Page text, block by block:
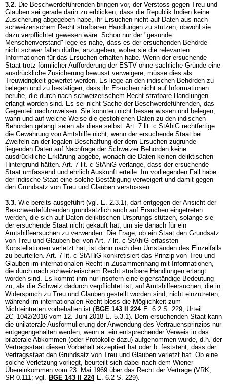
3.2. Die Beschwerdeführenden bringen vor, der Verstoss gegen Treu und
Glauben sei gerade darin zu erblicken, dass die Republik Indien keine
Zusicherung abgegeben habe, ihr Ersuchen nicht auf Daten aus nach
schweizerischem Recht strafbaren Handlungen zu stützen, obwohl sie
dazu verpflichtet gewesen wäre. Schon nur der "gesunde
Menschenverstand" lege es nahe, dass es der ersuchenden Behörde
nicht schwer fallen dürfte, anzugeben, woher sie die relevanten
Informationen für das Ersuchen erhalten habe. Wenn der ersuchende
Staat trotz förmlicher Aufforderung der ESTV ohne sachliche Gründe eine
ausdrückliche Zusicherung bewusst verweigere, müsse dies als
Treuwidrigkeit gewertet werden. Es liege an den indischen Behörden zu
belegen und zu bestätigen, dass ihr Ersuchen nicht auf Informationen
beruhe, die durch nach schweizerischem Recht strafbare Handlungen
erlangt worden sind. Es sei nicht Sache der Beschwerdeführenden, das
Gegenteil nachzuweisen. Sie könnten nicht besser wissen und belegen,
wann und auf welche Weise die gestohlenen Daten zu den indischen
Behörden gelangt seien als diese selbst. Art. 7 lit. c StAhiG rechtfertige
die Gewährung von Amtshilfe nicht, wenn der ersuchende Staat bei
Zweifeln an der legalen Beschaffung der dem Ersuchen zugrunde
liegenden Daten auf Nachfrage der Schweizer Behörden keine
ausdrückliche Erklärung abgebe, wonach die Daten keinen deliktischen
Hintergrund hätten. Art. 7 lit. c StAhiG verlange, dass der ersuchende
Staat umfassend und ehrlich Auskunft erteile. Im vorliegenden Fall habe
der indische Staat eine solche Bestätigung verweigert und damit gegen
den Grundsatz von Treu und Glauben verstossen.
3.3. Wie bereits ausgeführt (vgl. E. 2.3.1), darf entgegen der Ansicht der
Beschwerdeführenden grundsätzlich auch auf Ersuchen eingetreten
werden, die sich auf Daten deliktischen Ursprungs stützen, solange sie
der ersuchende Staat nicht gekauft hat, um sie danach für ein
Amtshilfeersuchen zu verwenden. Die Frage, ob ein Staat den Grundsatz
von Treu und Glauben bei von Art. 7 lit. c StAhiG erfassten
Konstellationen verletzt hat, ist dann nach den Umständen des Einzelfalls
zu beurteilen. Art. 7 lit. c StAHiG konkretisiert das Prinzip von Treu und
Glauben im internationalen Recht in Zusammenhang mit Informationen,
die durch nach schweizerischem Recht strafbare Handlungen erlangt
worden sind. Es kommt ihm nur insofern eine eigenständige Bedeutung
zu, als die Schweiz dadurch verpflichtet ist, auf Amtshilfeersuchen, die in
Widerspruch zu Treu und Glauben gestellt worden sind, nicht einzutreten,
während im internationalen Recht bloss die Möglichkeit zum
Nichteintreten vorbehalten ist ( BGE 143 II 224 E. 6.2 S. 229; Urteil
2C_1042/2016 vom 12. Juni 2018 E. 5.3.1). Dem ersuchenden Staat kann
die unilaterale Ausformulierung der Anwendung des Vertrauensprinzips nur
entgegengehalten werden, wenn a. ein entsprechender Verweis in das
bilaterale Abkommen (oder Protokolle dazu) aufgenommen wurde, d.h. der
Vertragsstaat diesen Vorbehalt akzeptiert hat oder b. feststeht, dass der
Vertragsstaat den Grundsatz von Treu und Glauben verletzt hat. Ob eine
solche Verletzung vorliegt, beurteilt sich dabei nach dem Wiener
Übereinkommen vom 23. Mai 1969 über das Recht der Verträge (VRK;
SR 0.111; vgl. BGE 143 II 224 E. 6.2 S. 229).